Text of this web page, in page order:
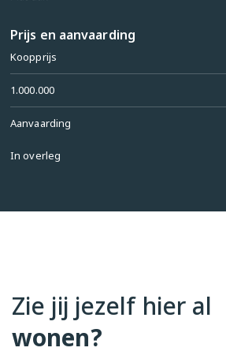
Een comfortabel en licht appartement op
prachtige locatie aan het water – ideaal
ruim en centraal wil wonen in Amsterdam.
Prijs en aanvaarding
Koopprijs
1.000.000
Aanvaarding
In overleg
Zie jij jezelf hier al
wonen?